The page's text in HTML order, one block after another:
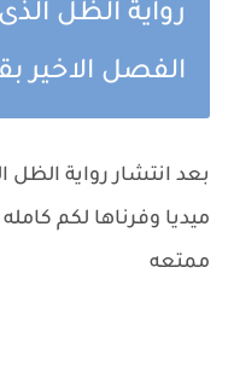
رواية الظل
الفصل الاخير
بعد انتشار رواية
ميديا وفرناها لكم
ممتعه